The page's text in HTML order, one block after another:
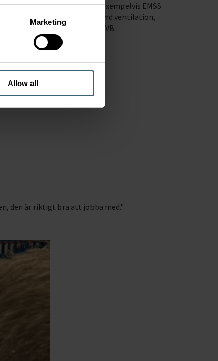
Marketing
Allow all
spjäll, don och tillbehör, exempelvis EMSS
flödesvariatorer för behovsstyrd ventilation,
KGEB, STQA och CTVB.
den är riktigt bra att jobba med."